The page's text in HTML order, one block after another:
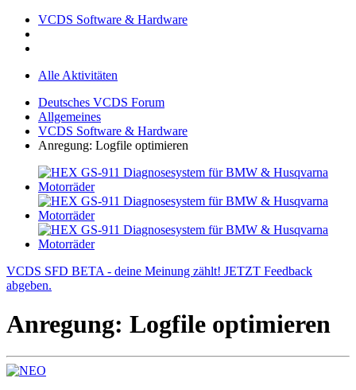
VCDS Software & Hardware
Alle Aktivitäten
Deutsches VCDS Forum
Allgemeines
VCDS Software & Hardware
Anregung: Logfile optimieren
VCDS SFD BETA - deine Meinung zählt! JETZT Feedback
abgeben.
Anregung: Logfile optimieren